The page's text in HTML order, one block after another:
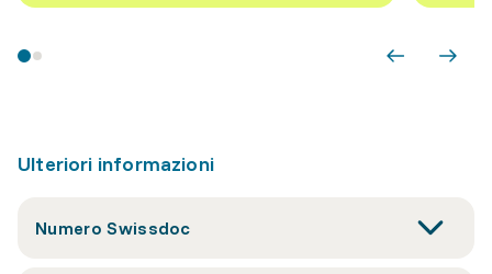
Ulteriori informazioni
Numero Swissdoc